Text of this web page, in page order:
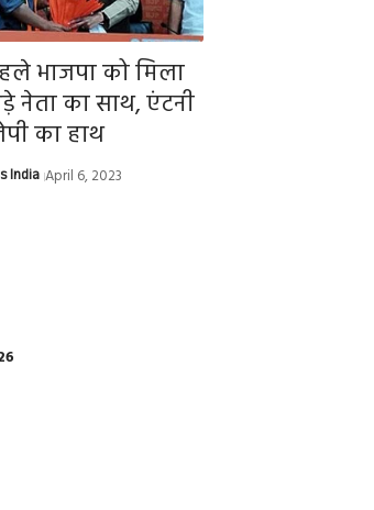
भाजपा को मिला
नेता का साथ, एंटनी
का हाथ
India April 6, 2023